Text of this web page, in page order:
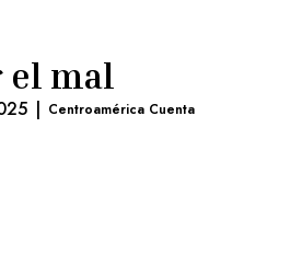
el mal
| Centroamérica Cuenta